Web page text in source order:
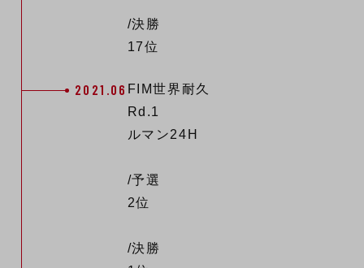
/決勝
17位
2021.06 FIM世界耐久
Rd.1
ルマン24H
/予選
2位
/決勝